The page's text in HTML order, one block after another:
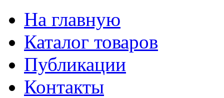
На главную
Каталог товаров
Публикации
Контакты